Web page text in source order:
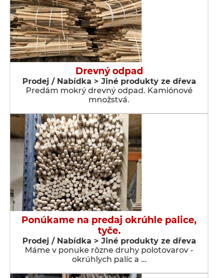
Drevný odpad
Prodej / Nabídka > Jiné produkty ze dřeva
Predám mokrý drevný odpad. Kamiónové
množstvá.
Ponúkame na predaj okrúhle palice,
tyče.
Prodej / Nabídka > Jiné produkty ze dřeva
Máme v ponuke rôzne druhy polotovarov -
okrúhlych palíc a …